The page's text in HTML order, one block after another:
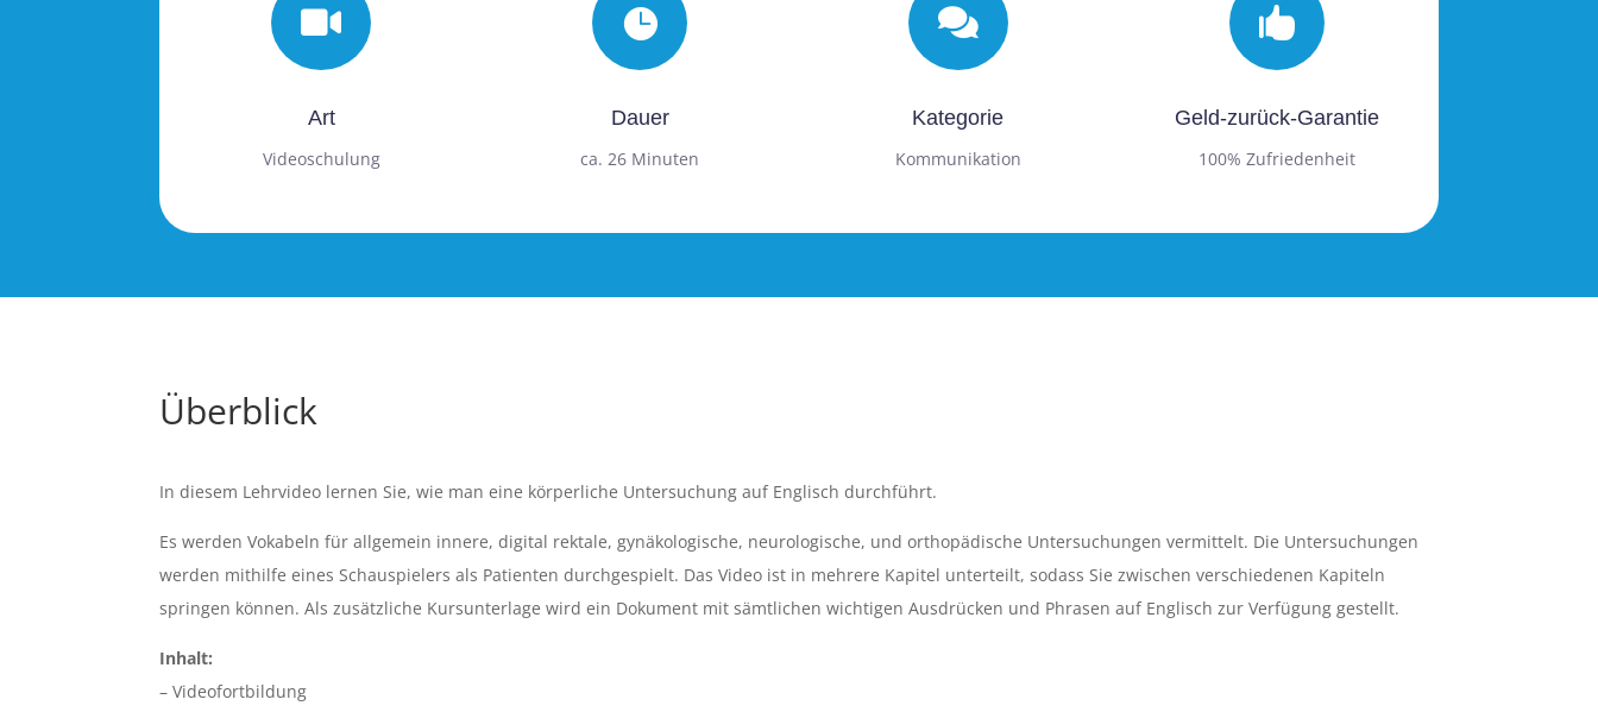

Art
Videoschulung

Dauer
ca. 26 Minuten

Kategorie
Kommunikation

Geld-zurück-Garantie
100% Zufriedenheit
Überblick
In diesem Lehrvideo lernen Sie, wie man eine körperliche Untersuchung auf Englisch durchführt.
Es werden Vokabeln für allgemein innere, digital rektale, gynäkologische, neurologische, und orthopädische Untersuchungen vermittelt. Die Untersuchungen
werden mithilfe eines Schauspielers als Patienten durchgespielt. Das Video ist in mehrere Kapitel unterteilt, sodass Sie zwischen verschiedenen Kapiteln
springen können. Als zusätzliche Kursunterlage wird ein Dokument mit sämtlichen wichtigen Ausdrücken und Phrasen auf Englisch zur Verfügung gestellt.
Inhalt:
– Videofortbildung